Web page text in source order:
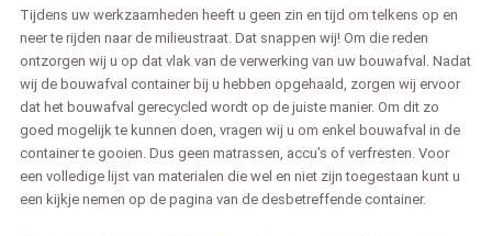
Tijdens uw werkzaamheden heeft u geen zin en tijd om telkens op en
neer te rijden naar de milieustraat. Dat snappen wij! Om die reden
ontzorgen wij u op dat vlak van de verwerking van uw bouwafval. Nadat
wij de bouwafval container bij u hebben opgehaald, zorgen wij ervoor
dat het bouwafval gerecycled wordt op de juiste manier. Om dit zo
goed mogelijk te kunnen doen, vragen wij u om enkel bouwafval in de
container te gooien. Dus geen matrassen, accu’s of verfresten. Voor
een volledige lijst van materialen die wel en niet zijn toegestaan kunt u
een kijkje nemen op de pagina van de desbetreffende container.